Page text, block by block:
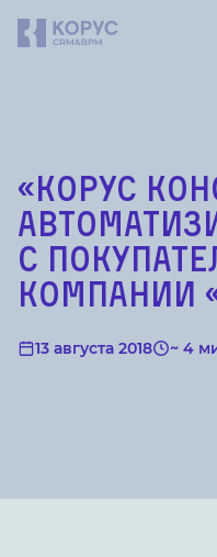
«КОРУС
с
компании
13 августа 2018 ~ 4